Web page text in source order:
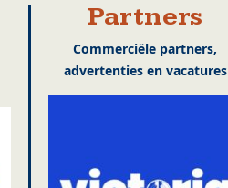
Partners
Commerciële partners,
advertenties en vacatures